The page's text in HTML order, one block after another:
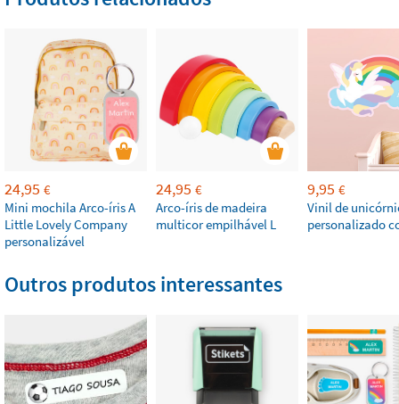
24,95 €
Mini mochila Arco-íris A
Little Lovely Company
personalizável
24,95 €
Arco-íris de madeira
multicor empilhável L
9,95 €
Vinil de
personalizado
Outros produtos interessantes